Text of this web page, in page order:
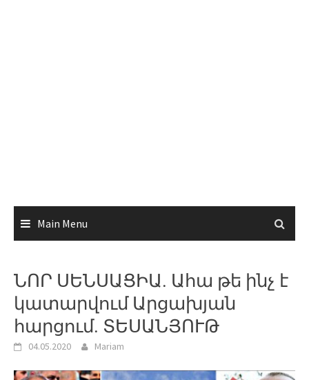
Main Menu
ՆՈՐ ՍԵՆՍԱՑԻԱ. Ահա թե ինչ է
կատարվում Արցախյան
հարցում. ՏԵՍԱՆՅՈՒԹ
04.05.2020 Mariam